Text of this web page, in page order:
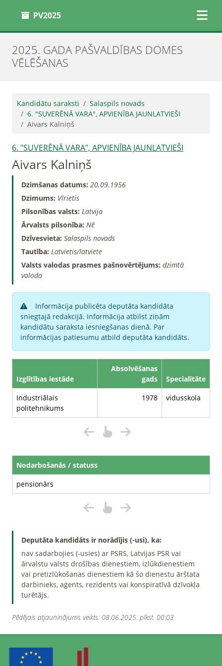
PV2025
2025. GADA PAŠVALDĪBAS DOMES
VĒLĒŠANAS
Kandidātu saraksti
Salaspils novads
6. "SUVERĒNĀ VARA", APVIENĪBA JAUNLATVIEŠI
Aivars Kalniņš
6. "SUVERĒNĀ VARA", APVIENĪBA JAUNLATVIEŠI
Aivars Kalniņš
Dzimšanas datums: 20.09.1956
Dzimums: Vīrietis
Pilsonības valsts: Latvija
Ārvalsts pilsonība: Nē
Dzīvesvieta: Salaspils novads
Tautība: Latvietis/latviete
Valsts valodas prasmes pašnovērtējums: dzimtā
valoda
Informācija publicēta deputāta kandidāta
sniegtajā redakcijā. Informācija atbilst ziņām
kandidātu saraksta iesniegšanas dienā. Par
informācijas patiesumu atbild deputāta kandidāts.
Izglītības iestāde
Absolvēšanas
gads
Specialitāte
Industriālais
politehnikums
1978 vidusskola
Nodarbošanās / statuss
pensionārs
Deputāta kandidāts ir norādījis (-usi), ka:
nav sadarbojies (-usies) ar PSRS, Latvijas PSR vai
ārvalstu valsts drošības dienestiem, izlūkdienestiem
vai pretizlūkošanas dienestiem kā šo dienestu ārštata
darbinieks, aģents, rezidents vai konspiratīvā dzīvokļa
turētājs.
Pēdējais atjauninājums veikts: 08.06.2025. plkst. 00:03